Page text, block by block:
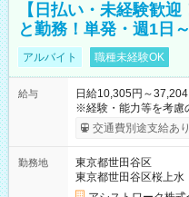
【日払い・未経験歓
と勤務！単発・週1日
アルバイト 職種未経験OK
給与
日給10,305円～37,204
※経験・能力等を考慮の上
間】試用期間なし
交通費別途支給あり
勤務地
東京都世田谷区
東京都世田谷区桜上水